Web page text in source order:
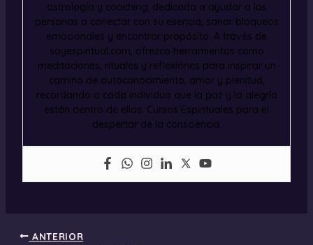
astrología y coaching, dedicada a ayudar a las
personas a conectar con su esencia, sanar bloqueos
emocionales y encontrar propósito. A través de
soyespiritual.com, ofrezco herramientas como
meditaciones, rituales y reflexiones para inspirar un
camino de autoconocimiento, amor y plenitud,
recordando a cada individuo que la paz y la alegría
están dentro de ellos. Cursos Espirituales para el
despertar de la consciencia.
ANTERIOR